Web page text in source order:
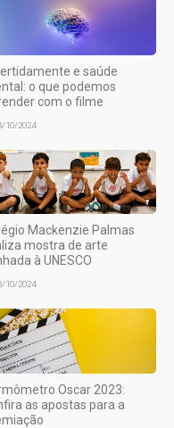
e saúde
o que podemos
com o filme
10/2024
Mackenzie Palmas
mostra de arte
à UNESCO
10/2024
Oscar 2023:
as apostas para a